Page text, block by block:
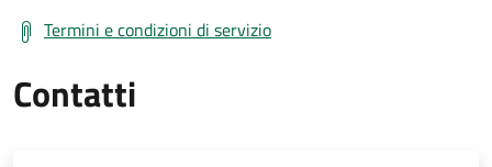
Termini e condizioni di servizio
Contatti